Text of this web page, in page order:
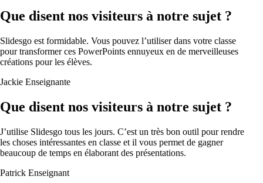
Que disent nos visiteurs à notre sujet ?
Slidesgo est formidable. Vous pouvez l’utiliser dans votre classe
pour transformer ces PowerPoints ennuyeux en de merveilleuses
créations pour les élèves.
Jackie Enseignante
Que disent nos visiteurs à notre sujet ?
J’utilise Slidesgo tous les jours. C’est un très bon outil pour rendre
les choses intéressantes en classe et il vous permet de gagner
beaucoup de temps en élaborant des présentations.
Patrick Enseignant